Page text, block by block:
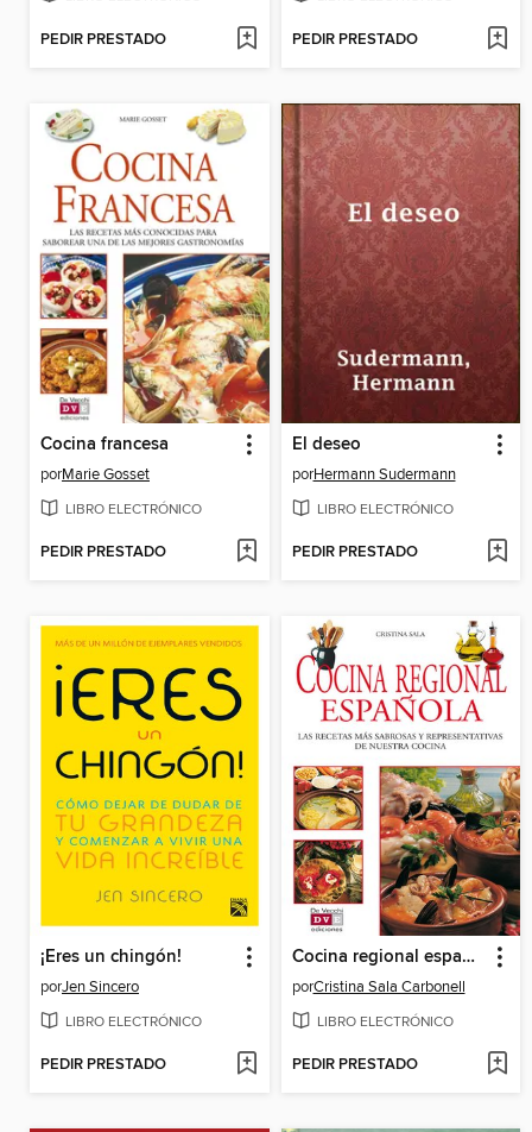
PEDIR PRESTADO PEDIR PRESTADO
Cocina francesa
porMarie Gosset
LIBRO ELECTRÓNICO
PEDIR PRESTADO
El deseo
porHermann Sudermann
LIBRO ELECTRÓNICO
PEDIR PRESTADO
¡Eres un chingón!
porJen Sincero
LIBRO ELECTRÓNICO
PEDIR PRESTADO
Cocina regional española
porCristina Sala Carbonell
LIBRO ELECTRÓNICO
PEDIR PRESTADO